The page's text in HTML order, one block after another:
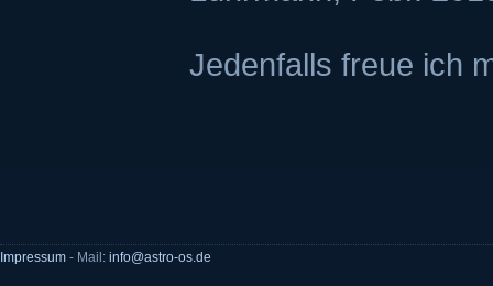
Jedenfalls freue ich
Impressum - Mail: info@astro-os.de